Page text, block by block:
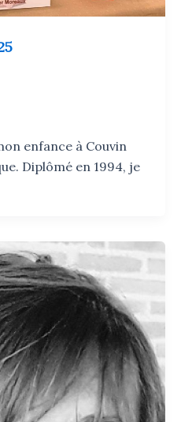
enfance à Couvin
Diplômé en 1994, je